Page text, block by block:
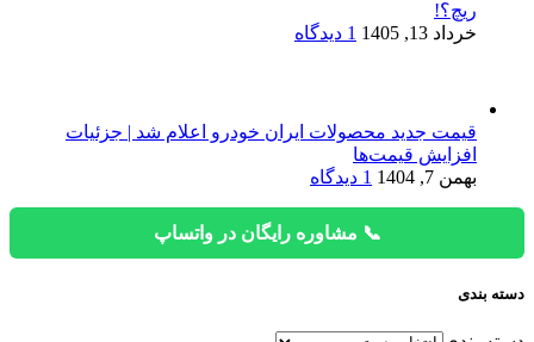
ریچ؟!
خرداد 13, 1405
1 دیدگاه
قیمت جدید محصولات ایران خودرو اعلام شد | جزئیات
افزایش قیمت‌ها
بهمن 7, 1404
1 دیدگاه
📞 مشاوره رایگان در واتساپ
دسته بندی